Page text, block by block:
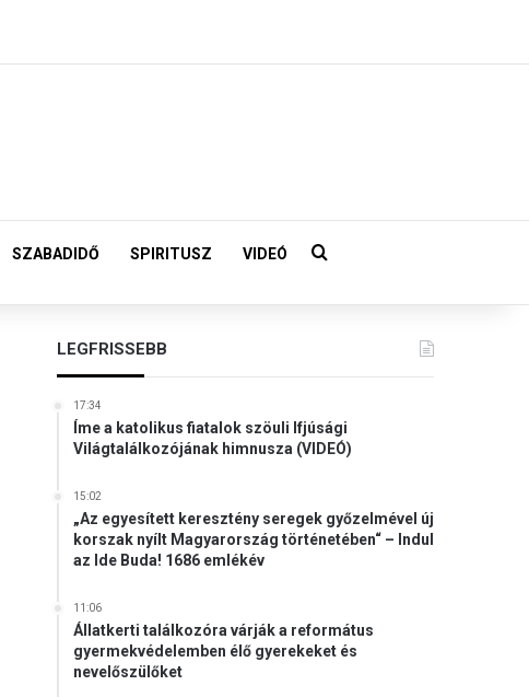
SZABADIDŐ SPIRITUSZ VIDEÓ Keresés:
LEGFRISSEBB
17:34
Íme a katolikus fiatalok szöuli Ifjúsági
Világtalálkozójának himnusza (VIDEÓ)
15:02
„Az egyesített keresztény seregek győzelmével új
korszak nyílt Magyarország történetében“ – Indul
az Ide Buda! 1686 emlékév
11:06
Állatkerti találkozóra várják a református
gyermekvédelemben élő gyerekeket és
nevelőszülőket